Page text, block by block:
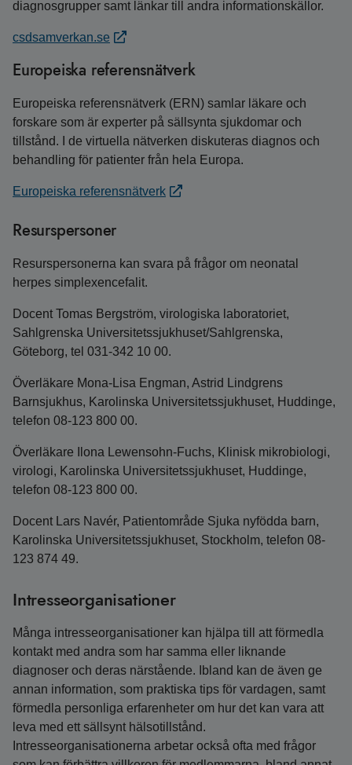
diagnosgrupper samt länkar till andra informationskällor.
csdsamverkan.se
Europeiska referensnätverk
Europeiska referensnätverk (ERN) samlar läkare och
forskare som är experter på sällsynta sjukdomar och
tillstånd. I de virtuella nätverken diskuteras diagnos och
behandling för patienter från hela Europa.
Europeiska referensnätverk
Resurspersoner
Resurspersonerna kan svara på frågor om neonatal
herpes simplexencefalit.
Docent Tomas Bergström, virologiska laboratoriet,
Sahlgrenska Universitetssjukhuset/Sahlgrenska,
Göteborg, tel 031-342 10 00.
Överläkare Mona-Lisa Engman, Astrid Lindgrens
Barnsjukhus, Karolinska Universitetssjukhuset, Huddinge,
telefon 08-123 800 00.
Överläkare Ilona Lewensohn-Fuchs, Klinisk mikrobiologi,
virologi, Karolinska Universitetssjukhuset, Huddinge,
telefon 08-123 800 00.
Docent Lars Navér, Patientområde Sjuka nyfödda barn,
Karolinska Universitetssjukhuset, Stockholm, telefon 08-
123 874 49.
Intresseorganisationer
Många intresseorganisationer kan hjälpa till att förmedla
kontakt med andra som har samma eller liknande
diagnoser och deras närstående. Ibland kan de även ge
annan information, som praktiska tips för vardagen, samt
förmedla personliga erfarenheter om hur det kan vara att
leva med ett sällsynt hälsotillstånd.
Intresseorganisationerna arbetar också ofta med frågor